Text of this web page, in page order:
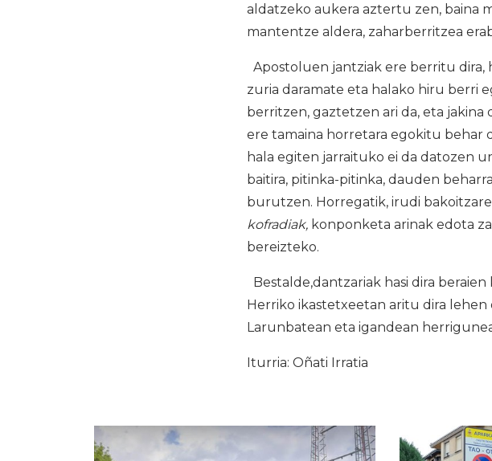
aldatzeko aukera aztertu zen, baina
mantentze aldera, zaharberritzea
Apostoluen jantziak ere berritu dira,
zuria daramate eta halako hiru berri
berritzen, gaztetzen ari da, eta
ere tamaina horretara egokitu behar
hala egiten jarraituko ei da datozen
baitira, pitinka-pitinka, dauden
burutzen. Horregatik, irudi
kofradiak, konponketa arinak edota
bereizteko.
Bestalde,dantzariak hasi dira
Herriko ikastetxeetan aritu dira
Larunbatean eta igandean
Iturria: Oñati Irratia